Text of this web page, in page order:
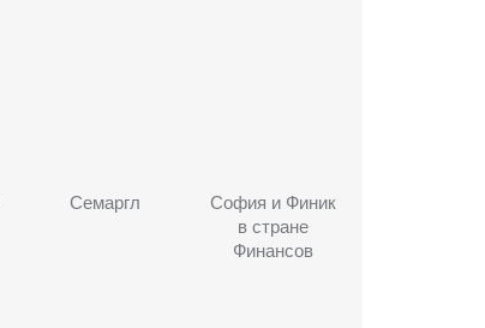
Семаргл
София и Финик
в стране
Финансов